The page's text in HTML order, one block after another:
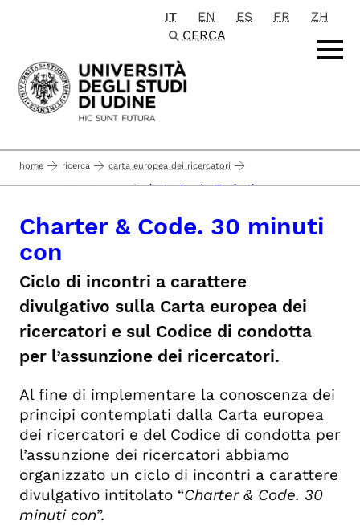
Passa al contenuto principale
IT EN ES FR
ZH
CERCA
home ricerca carta europea dei ricercatori
iniziative di divulgazione charter & code. 30 minuti con
Charter & Code. 30 minuti
con
Ciclo di incontri a carattere
divulgativo sulla Carta europea dei
ricercatori e sul Codice di condotta
per l’assunzione dei ricercatori.
Al fine di implementare la conoscenza dei
principi contemplati dalla Carta europea
dei ricercatori e del Codice di condotta per
l’assunzione dei ricercatori abbiamo
organizzato un ciclo di incontri a carattere
divulgativo intitolato “Charter & Code. 30
minuti con”.